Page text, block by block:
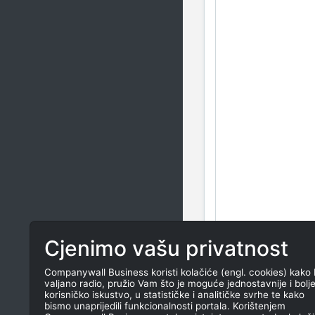
Cjenimo vašu privatnost
Companywall Business koristi kolačiće (engl. cookies) kako
valjano radio, pružio Vam što je moguće jednostavnije i bolje
korisničko iskustvo, u statističke i analitičke svrhe te kako
bismo unaprijedili funkcionalnosti portala. Korištenjem